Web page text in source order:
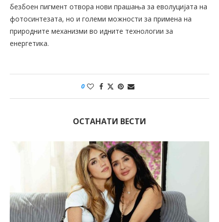
безбоен пигмент отвора нови прашања за еволуцијата на
фотосинтезата, но и големи можности за примена на
природните механизми во идните технологии за
енергетика.
0
ОСТАНАТИ ВЕСТИ